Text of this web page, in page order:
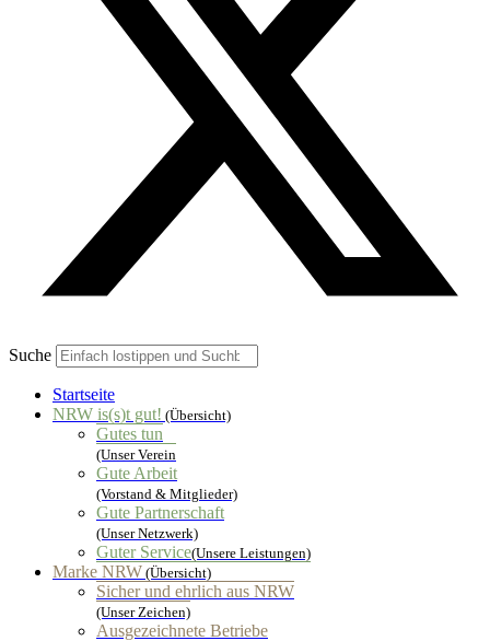
Suche
Startseite
NRW is(s)t gut! (Übersicht)
Gutes tun
(Unser Verein
Gute Arbeit
(Vorstand & Mitglieder)
Gute Partnerschaft
(Unser Netzwerk)
Guter Service(Unsere Leistungen)
Marke NRW (Übersicht)
Sicher und ehrlich aus NRW
(Unser Zeichen)
Ausgezeichnete Betriebe